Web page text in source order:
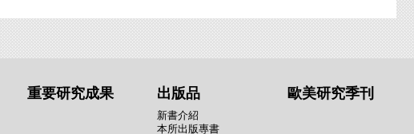
重要研究成果 出版品
新書介紹
本所出版專書
歐美研究季刊